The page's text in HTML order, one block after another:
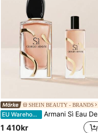
SHEIN BEAUTY - BRANDS
EU Warehouse Armani Sì Eau De Parfum Intense 100 ml Gift Set – Perfume Gift Set, Long-Lasting, For Women, Blackcurrant, Gold, Suitable For Evening Wear
1 410kr